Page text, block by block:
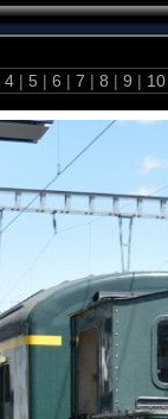
4 | 5 | 6 | 7 | 8 | 9 |